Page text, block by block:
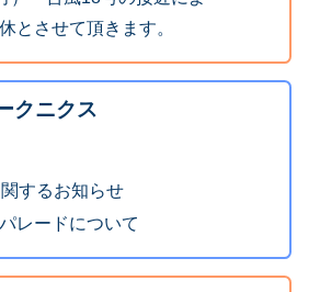
とさせて頂きます。
クニクス
するお知らせ
レードについて